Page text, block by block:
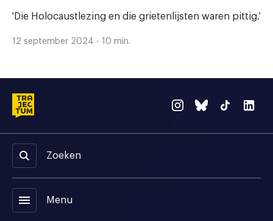
'Die Holocaustlezing en die grietenlijsten waren pittig.’
12 september 2024 - 10 min.
Zoeken
menu Menu